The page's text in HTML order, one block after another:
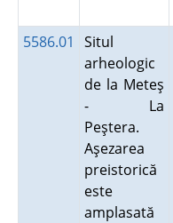
5586.01
Situl
arheologic
de la Meteş
- La
Peştera.
Aşezarea
preistorică
este
amplasată